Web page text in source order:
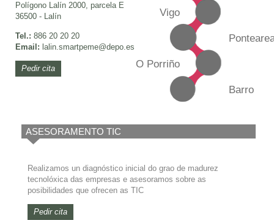
Polígono Lalín 2000, parcela E
36500 - Lalín
Tel.: 886 20 20 20
Email: lalin.smartpeme@depo.es
Pedir cita
Vigo
O Porriño
Barro
ASESORAMENTO TIC
Realizamos un diagnóstico inicial do grao de madurez
tecnolóxica das empresas e asesoramos sobre as
posibilidades que ofrecen as TIC
Pedir cita